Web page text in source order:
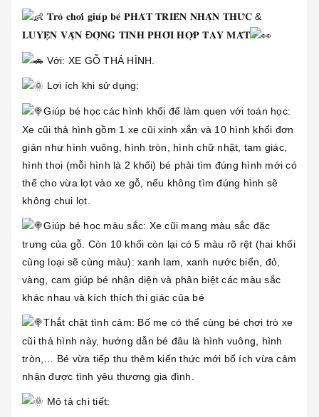
𝐓𝐫𝐨̀ 𝐜𝐡𝐨̛𝐢 𝐠𝐢𝐮́𝐩 𝐛𝐞́ 𝐏𝐇𝐀́𝐓 𝐓𝐑𝐈𝐄̂̉𝐍 𝐍𝐇𝐀̣̂𝐍 𝐓𝐇𝐔̛́𝐂 &
𝐋𝐔𝐘𝐄̣̂𝐍 𝐕𝐀̣̂𝐍 Đ𝐎̣̂𝐍𝐆 𝐓𝐈𝐍𝐇 𝐏𝐇𝐎̂́𝐈 𝐇𝐎̛̣𝐏 𝐓𝐀𝐘 𝐌𝐀̆́𝐓
Với: XE GỖ THẢ HÌNH.
Lợi ích khi sử dụng:
Giúp bé học các hình khối để làm quen với toán học:
Xe cũi thả hình gồm 1 xe cũi xinh xắn và 10 hình khối đơn
giản như hình vuông, hình tròn, hình chữ nhật, tam giác,
hình thoi (mỗi hình là 2 khối) bé phải tìm đúng hình mới có
thể cho vừa lọt vào xe gỗ, nếu không tìm đúng hình sẽ
không chui lọt.
Giúp bé học màu sắc: Xe cũi mang màu sắc đặc
trưng của gỗ. Còn 10 khối còn lại có 5 màu rõ rệt (hai khối
cùng loại sẽ cùng màu): xanh lam, xanh nước biển, đỏ,
vàng, cam giúp bé nhận diện và phân biệt các màu sắc
khác nhau và kích thích thị giác của bé
Thắt chặt tình cảm: Bố mẹ có thể cùng bé chơi trò xe
cũi thả hình này, hướng dẫn bé đâu là hình vuông, hình
tròn,… Bé vừa tiếp thu thêm kiến thức mới bổ ích vừa cảm
nhận được tình yêu thương gia đình.
Mô tả chi tiết: